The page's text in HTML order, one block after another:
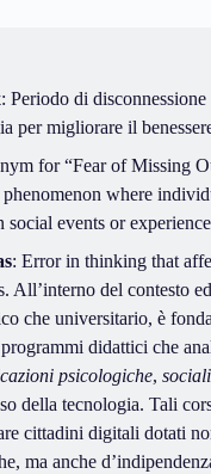
: Periodo di
per migliorare il
for “Fear of Missing
where
social events or
: Error in thinking that
All’interno del contesto
che universitario, è
didattici che
psicologiche, sociali
della tecnologia. Tali
cittadini digitali dotati
ma anche